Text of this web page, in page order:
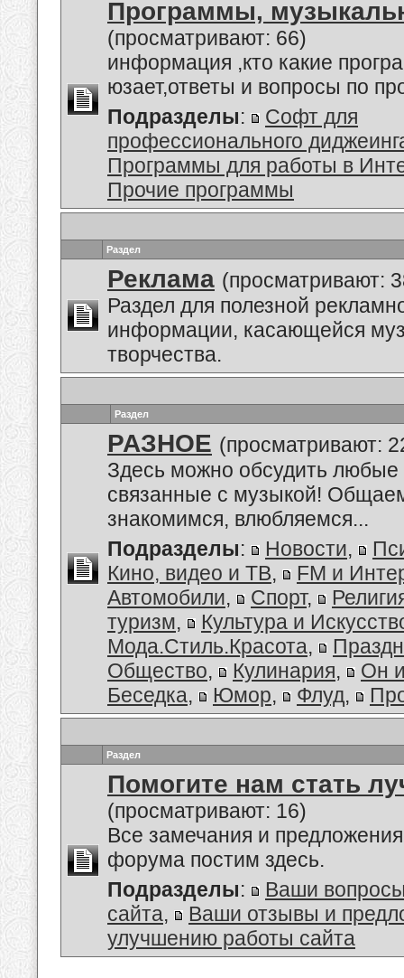
Программы,
(просматривают: 66)
информация ,кто какие
юзает,ответы и вопросы по
Подразделы:
Софт для
профессионального
Программы для работы в
Прочие программы
Раздел
Реклама (просматривают:
Раздел для полезной
информации, касающейся
творчества.
Раздел
РАЗНОЕ (просматривают:
Здесь можно обсудить
связанные с музыкой!
знакомимся, влюбляемся...
Подразделы: Новости,
Кино, видео и ТВ,
FM и
Автомобили, Спорт,
туризм,
Культура и
Мода.Стиль.Красота,
Общество, Кулинария,
Он
Беседка, Юмор, Флуд,
Раздел
Помогите нам стать
(просматривают: 16)
Все замечания и
форума постим здесь.
Подразделы:
Ваши
сайта,
Ваши отзывы и
улучшению работы сайта